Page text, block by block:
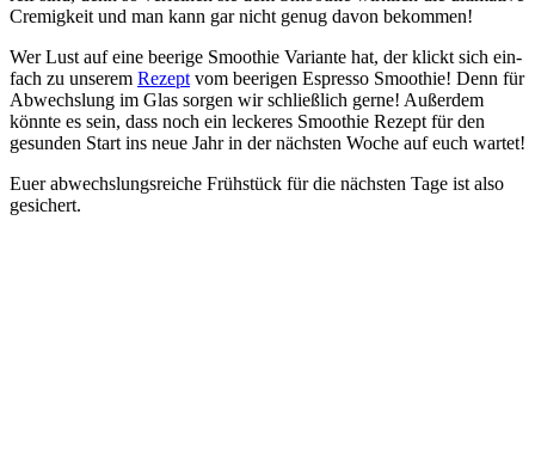
Cre­mig­keit und man kann gar nicht genug davon bekommen!
Wer Lust auf eine beer­i­ge Smoothie Vari­an­te hat, der klickt sich ein­
fach zu unse­rem Rezept vom beer­i­gen Espres­so Smoothie! Denn für
Abwechs­lung im Glas sor­gen wir schließ­lich ger­ne! Außer­dem
könn­te es sein, dass noch ein lecke­res Smoothie Rezept für den
gesun­den Start ins neue Jahr in der nächs­ten Woche auf euch wartet!
Euer abwechs­lungs­rei­che Früh­stück für die nächs­ten Tage ist also
gesichert.